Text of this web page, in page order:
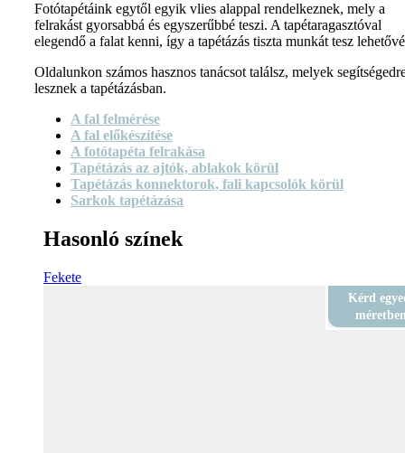
Fotótapétáink egytől egyik vlies alappal rendelkeznek, mely a
felrakást gyorsabbá és egyszerűbbé teszi. A tapétaragasztóval
elegendő a falat kenni, így a tapétázás tiszta munkát tesz
Oldalunkon számos hasznos tanácsot találsz, melyek
lesznek a tapétázásban.
A fal felmérése
A fal előkészítése
A fotótapéta felrakása
Tapétázás az ajtók, ablakok körül
Tapétázás konnektorok, fali kapcsolók körül
Sarkok tapétázása
Hasonló színek
Fekete
Kérd